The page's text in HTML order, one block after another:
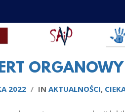
ORGANOWY
2022 / IN AKTUALNOŚCI,